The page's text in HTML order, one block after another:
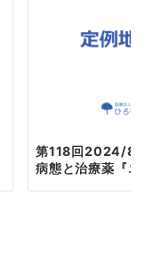
第118回2024/8/
病態と治療薬『